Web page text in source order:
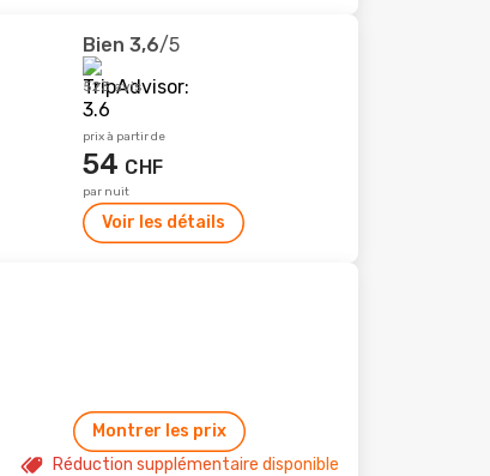
Bien 3,6/5
523 avis
prix à partir de
54 CHF
par nuit
Voir les détails
Montrer les prix
Réduction supplémentaire disponible